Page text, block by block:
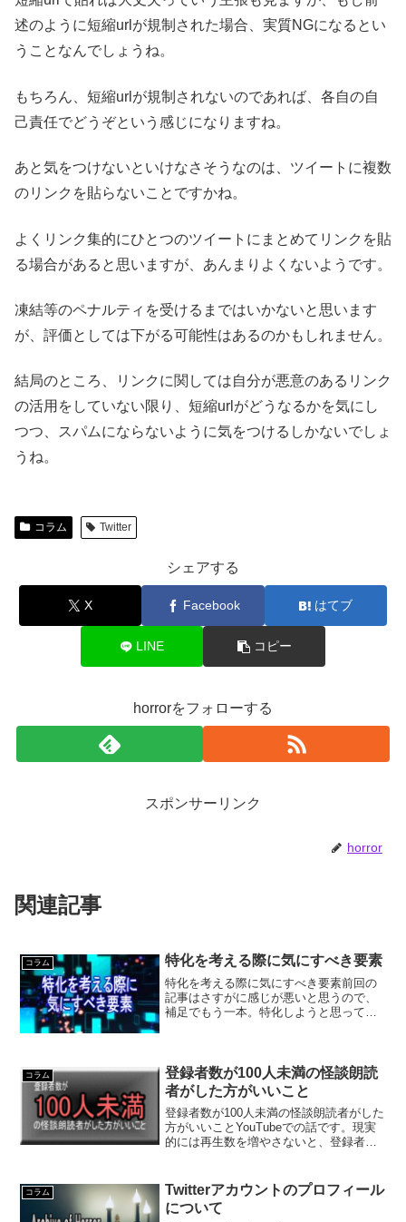
述のように短縮urlが規制された場合、実質NGになるとい
うことなんでしょうね。
もちろん、短縮urlが規制されないのであれば、各自の自
己責任でどうぞという感じになりますね。
あと気をつけないといけなさそうなのは、ツイートに複数
のリンクを貼らないことですかね。
よくリンク集的にひとつのツイートにまとめてリンクを貼
る場合があると思いますが、あんまりよくないようです。
凍結等のペナルティを受けるまではいかないと思います
が、評価としては下がる可能性はあるのかもしれません。
結局のところ、リンクに関しては自分が悪意のあるリンク
の活用をしていない限り、短縮urlがどうなるかを気にし
つつ、スパムにならないように気をつけるしかないでしょ
うね。
コラム Twitter
シェアする
X Facebook はてブ
LINE コピー
horrorをフォローする
スポンサーリンク
horror
関連記事
コラム 特化を考える際に気にすべき要素
特化を考える際に気にすべき要素前回の
記事はさすがに感じが悪いと思うので、
補足でもう一本。特化しようと思ってい
すが、特に稼ごうと...
コラム
登録者数が100人未満の怪談朗読
者がした方がいいこと
登録者数が100人未満の怪談朗読者がした
方がいいことYouTubeでの話です。現実
的には再生数を増やさないと、登録者数
せん。例えば、毎回再生数10回いってる
のに、登録者...
コラム
Twitterアカウントのプロフィール
について